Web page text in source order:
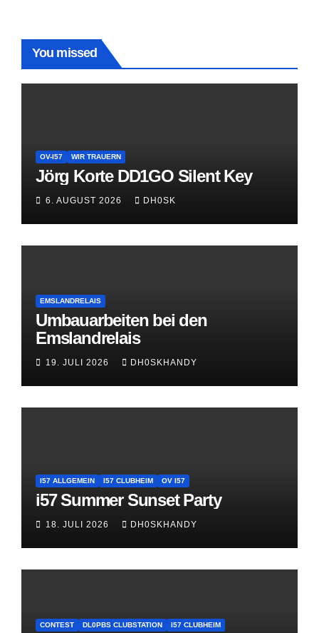
You missed
OV-I57 WIR TRAUERN
Jörg Korte DD1GO Silent Key
6. AUGUST 2026 DH0SK
EMSLANDRELAIS
Umbauarbeiten bei den
Emslandrelais
19. JULI 2026 DH0SKHANDY
I57 ALLGEMEIN I57 CLUBHEIM OV I57
i57 Summer Sunset Party
18. JULI 2026 DH0SKHANDY
CONTEST DL0PBS CLUBSTATION I57 CLUBHEIM